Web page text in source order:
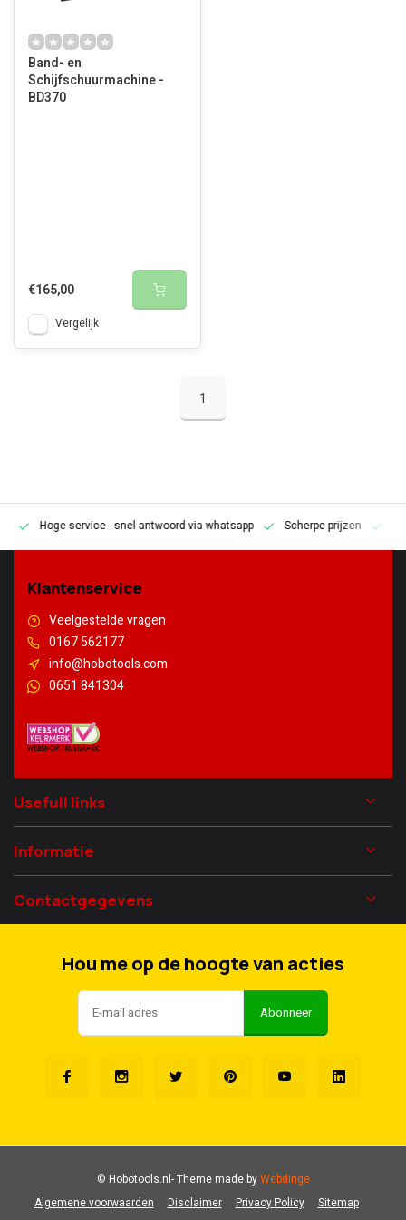
Band- en
Schijfschuurmachine -
BD370
€165,00
Vergelijk
1
Hoge service- snel antwoord via whatsapp Scherpe prijzen
Klantenservice
Veelgestelde vragen
0167 562177
info@hobotools.com
0651 841304
Usefull links
Informatie
Contactgegevens
Hou me op de hoogte van acties
Abonneer
Algemene voorwaarden Disclaimer Privacy Policy Sitemap
© Hobotools.nl- Theme made byWebdinge